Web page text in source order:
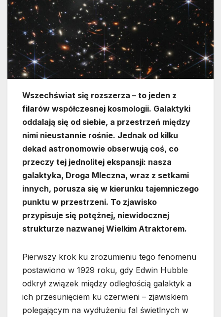
Wszechświat się rozszerza – to jeden z
filarów współczesnej kosmologii. Galaktyki
oddalają się od siebie, a przestrzeń między
nimi nieustannie rośnie. Jednak od kilku
dekad astronomowie obserwują coś, co
przeczy tej jednolitej ekspansji: nasza
galaktyka, Droga Mleczna, wraz z setkami
innych, porusza się w kierunku tajemniczego
punktu w przestrzeni. To zjawisko
przypisuje się potężnej, niewidocznej
strukturze nazwanej Wielkim Atraktorem.
Pierwszy krok ku zrozumieniu tego fenomenu
postawiono w 1929 roku, gdy Edwin Hubble
odkrył związek między odległością galaktyk a
ich przesunięciem ku czerwieni – zjawiskiem
polegającym na wydłużeniu fal świetlnych w